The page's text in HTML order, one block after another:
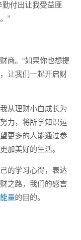
付出让我受益匪
”
商。“如果你也想提
让我们一起开启财
从理财小白成长为
力，将所学知识运
更多的人能通过参
加美好的生活。
的学习心得，表达
之路，我们的感言
量的目的。